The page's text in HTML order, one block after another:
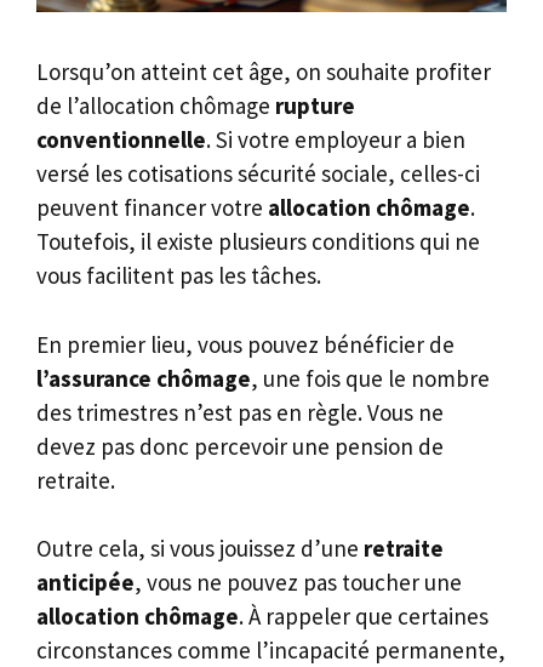
Lorsqu’on atteint cet âge, on souhaite profiter
de l’allocation chômage rupture
conventionnelle. Si votre employeur a bien
versé les cotisations sécurité sociale, celles-ci
peuvent financer votre allocation chômage.
Toutefois, il existe plusieurs conditions qui ne
vous facilitent pas les tâches.
En premier lieu, vous pouvez bénéficier de
l’assurance chômage, une fois que le nombre
des trimestres n’est pas en règle. Vous ne
devez pas donc percevoir une pension de
retraite.
Outre cela, si vous jouissez d’une retraite
anticipée, vous ne pouvez pas toucher une
allocation chômage. À rappeler que certaines
circonstances comme l’incapacité permanente,